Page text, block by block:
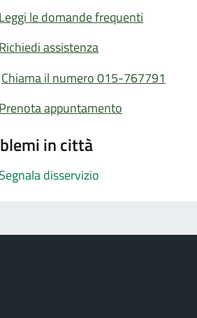
Leggi le domande frequenti
Richiedi assistenza
Chiama il numero 015-767791
Prenota appuntamento
in città
Segnala disservizio